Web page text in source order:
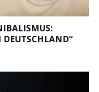
DEUTSCHLAND“